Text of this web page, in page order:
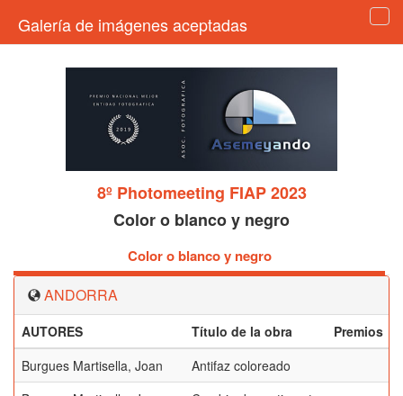
Galería de imágenes aceptadas
8º Photomeeting FIAP 2023
Color o blanco y negro
Color o blanco y negro
ANDORRA
AUTORES Título de la obra
Premios
Burgues Martisella, Joan
Antifaz coloreado